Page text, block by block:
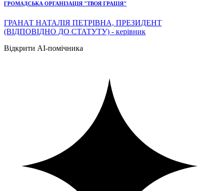
ГРОМАДСЬКА ОРГАНІЗАЦІЯ "ТВОЯ ГРАЦІЯ"
ГРАНАТ НАТАЛІЯ ПЕТРІВНА, ПРЕЗИДЕНТ
(ВІДПОВІДНО ДО СТАТУТУ) - керівник
Відкрити AI-помічника